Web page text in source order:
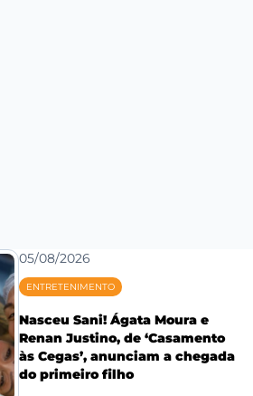
05/08/2026
ENTRETENIMENTO
Nasceu Sani! Ágata Moura e
Renan Justino, de ‘Casamento
às Cegas’, anunciam a chegada
do primeiro filho